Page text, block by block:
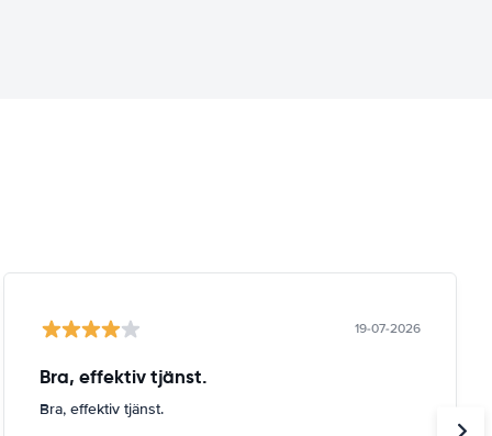
19-07-2026
Bra, effektiv tjänst.
Bra, effektiv tjänst.